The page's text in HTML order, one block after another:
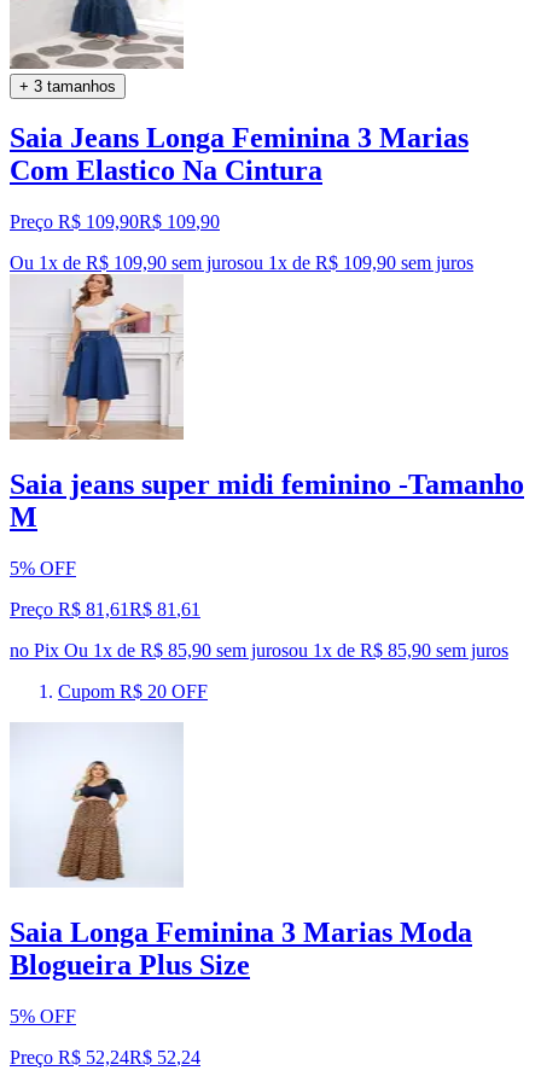
+ 3 tamanhos
Saia Jeans Longa Feminina 3 Marias
Com Elastico Na Cintura
Preço R$ 109,90R$ 109,90
Ou 1x de R$ 109,90 sem jurosou 1x de R$ 109,90 sem juros
Saia jeans super midi feminino -Tamanho
M
5% OFF
Preço R$ 81,61R$ 81 ,61
no Pix Ou 1x de R$ 85,90 sem jurosou 1x de R$ 85,90 sem juros
Cupom R$ 20 OFF
Saia Longa Feminina 3 Marias Moda
Blogueira Plus Size
5% OFF
Preço R$ 52,24R$ 52,24